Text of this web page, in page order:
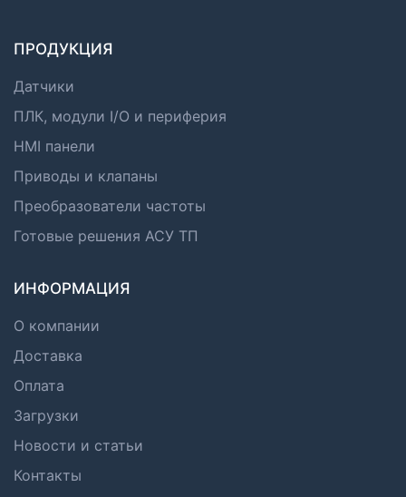
ПРОДУКЦИЯ
Датчики
ПЛК, модули I/O и периферия
HMI панели
Приводы и клапаны
Преобразователи частоты
Готовые решения АСУ ТП
ИНФОРМАЦИЯ
О компании
Доставка
Оплата
Загрузки
Новости и статьи
Контакты